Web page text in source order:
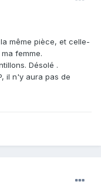
même pièce, et celle-
femme.
Désolé .
il n'y aura pas de